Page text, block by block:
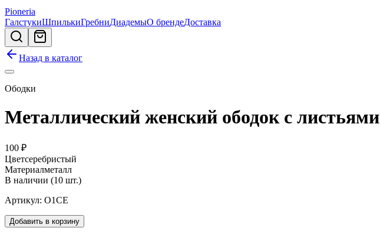
Pioneria
ГалстукиШпилькиГребниДиадемыО брендеДоставка
Назад в каталог
Ободки
Металлический женский ободок с листьями
100 ₽
Цветсеребристый
Материалметалл
В наличии (10 шт.)
Артикул: О1СЕ
Добавить в корзину